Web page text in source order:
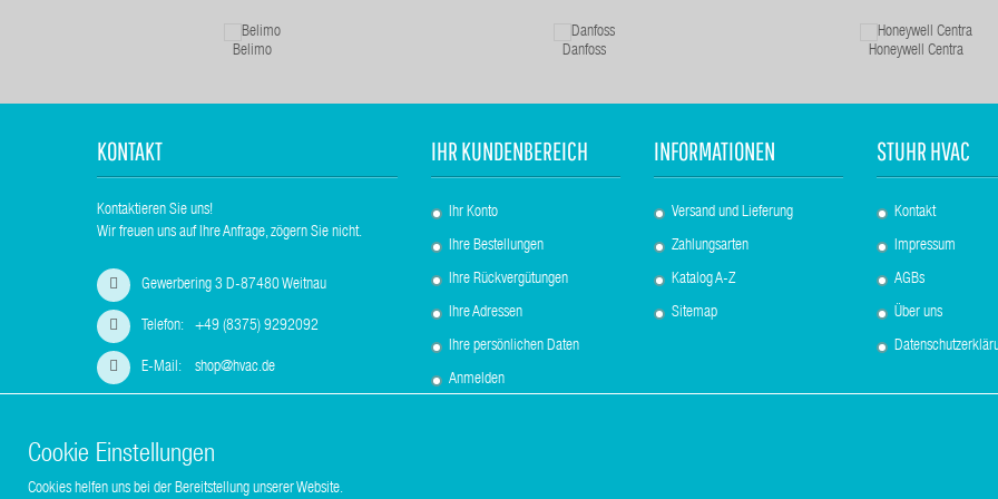
Belimo Danfoss Honeywell Centra
KONTAKT
Kontaktieren Sie uns!
Wir freuen uns auf Ihre Anfrage, zögern Sie nicht.
Gewerbering 3 D-87480 Weitnau
Telefon: +49 (8375) 9292092
E-Mail: shop@hvac.de
IHR KUNDENBEREICH
Ihr Konto
Ihre Bestellungen
Ihre Rückvergütungen
Ihre Adressen
Ihre persönlichen Daten
Anmelden
INFORMATIONEN
Versand und Lieferung
Zahlungsarten
Katalog A-Z
Sitemap
STUHR HVAC
Kontakt
Impressum
AGBs
Über uns
Cookie Einstellungen
Cookies helfen uns bei der Bereitstellung unserer Website.